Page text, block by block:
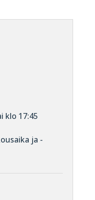
klo 17:45
ja -